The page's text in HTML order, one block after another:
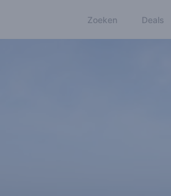
Zoeken Deals